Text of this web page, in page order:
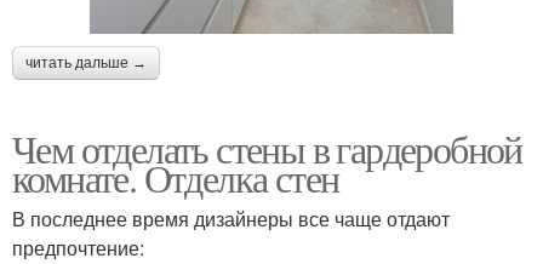
читать дальше →
Чем отделать стены в гардеробной
комнате. Отделка стен
В последнее время дизайнеры все чаще отдают
предпочтение: